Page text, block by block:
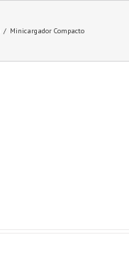
/ Minicargador Compacto